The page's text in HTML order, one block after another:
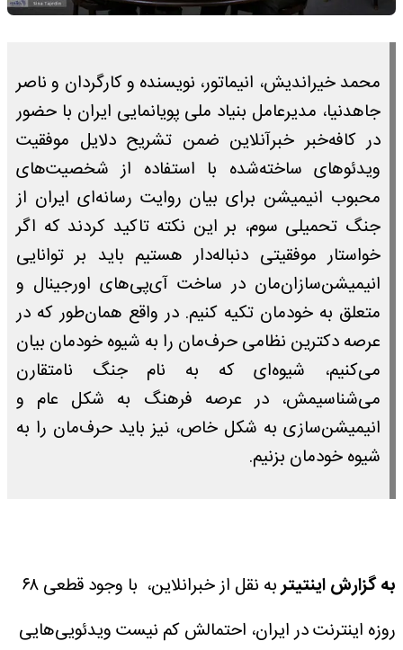
محمد خیراندیش، انیماتور، نویسنده و کارگردان و ناصر
جاهدنیا، مدیرعامل بنیاد ملی پویانمایی ایران با حضور
در کافه‌خبر خبرآنلاین ضمن تشریح دلایل موفقیت
ویدئوهای ساخته‌شده با استفاده از شخصیت‌های
محبوب انیمیشن برای بیان روایت رسانه‌ای ایران از
جنگ تحمیلی سوم، بر این نکته تاکید کردند که اگر
خواستار موفقیتی دنباله‌دار هستیم باید بر توانایی‌
انیمیشن‌سازان‌مان در ساخت آی‌پی‌های اورجینال و
متعلق به خودمان تکیه کنیم. در واقع همان‌طور که در
عرصه دکترین نظامی حرف‌مان را به شیوه خودمان بیان
می‌کنیم، شیوه‌ای که به نام جنگ نامتقارن
می‌شناسیمش، در عرصه فرهنگ به شکل عام و
انیمیشن‌سازی به شکل خاص، نیز باید حرف‌مان را به
شیوه خودمان بزنیم.
به گزارش اینتیتر
به نقل از خبرانلاین، با وجود قطعی ۶۸
روزه اینترنت در ایران، احتمالش کم نیست ویدئویی‌هایی